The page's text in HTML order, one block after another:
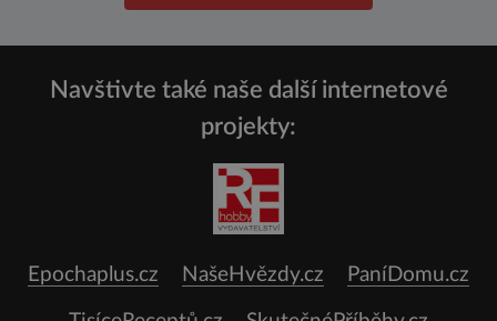
Navštivte také naše další internetové
projekty:
Epochaplus.cz NašeHvězdy.cz PaníDomu.cz